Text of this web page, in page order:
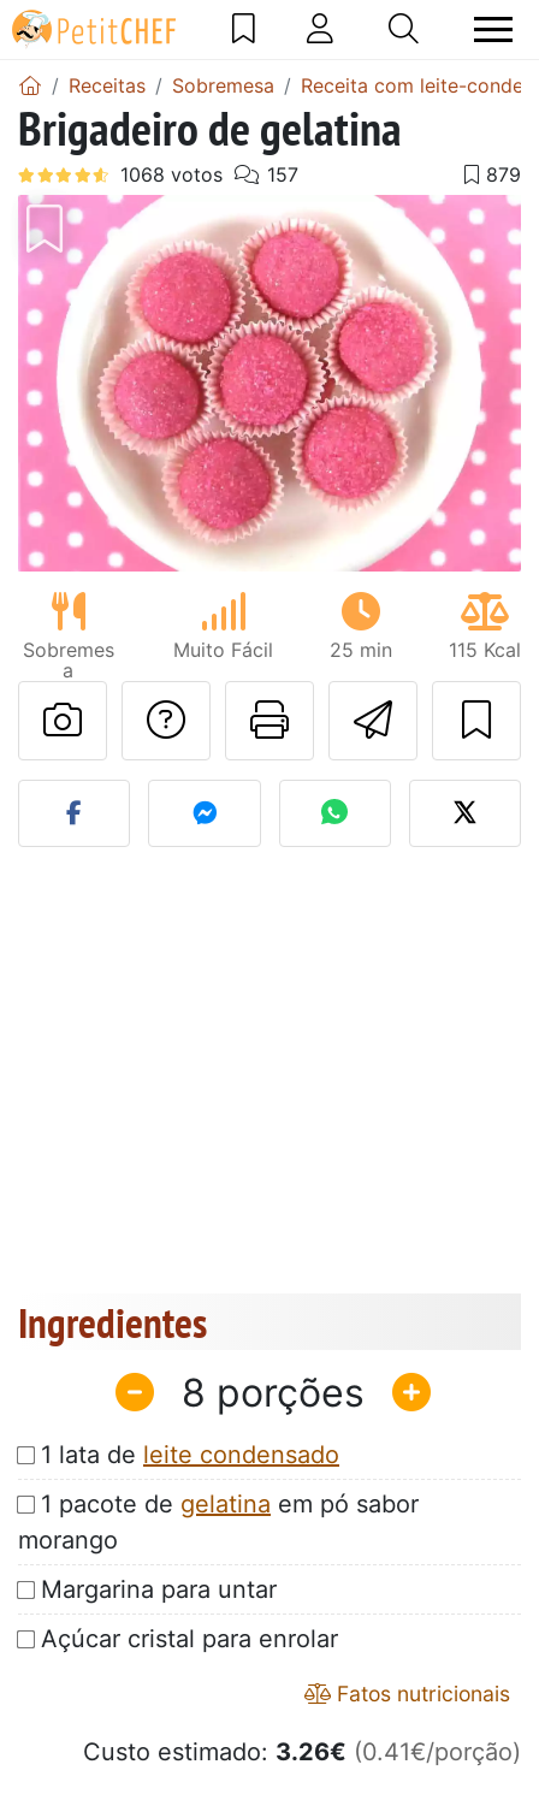
Receitas Sobremesa Receita com leite-
Brigadeiro de gelatina
Sobremes
a
Muito Fácil 25 min 115 Kcal
Imprima
Falar com o autor
Fez esta receita?
Ingredientes
8
1 lata de leite condensado
1 pacote de gelatina em pó sabor
morango
Margarina para untar
Açúcar cristal para enrolar
Fatos nutricionais
Custo estimado: 3.26€ (0.41€/porção)